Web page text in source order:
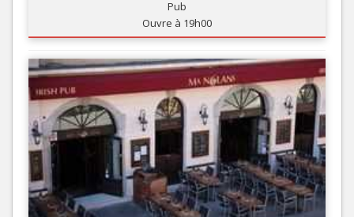
Pub
Ouvre à 19h00